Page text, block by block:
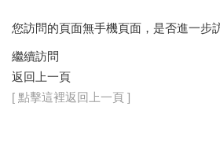
您訪問的頁面無手機頁面，是否進一步
繼續訪問
返回上一頁
[ 點擊這裡返回上一頁 ]